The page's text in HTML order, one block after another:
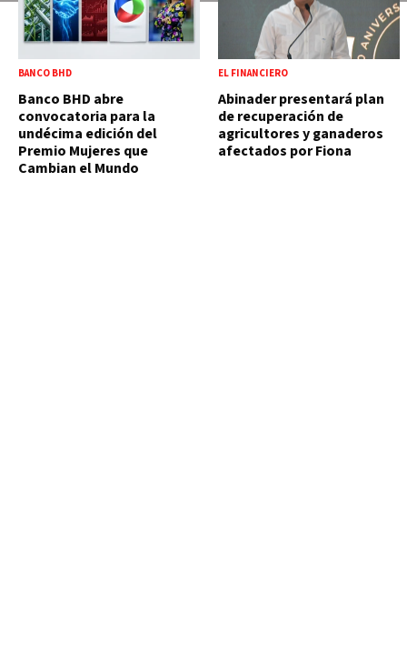
BANCO BHD
Banco BHD abre
convocatoria para la
undécima edición del
Premio Mujeres que
Cambian el Mundo
EL FINANCIERO
Abinader presentará plan
de recuperación de
agricultores y ganaderos
afectados por Fiona